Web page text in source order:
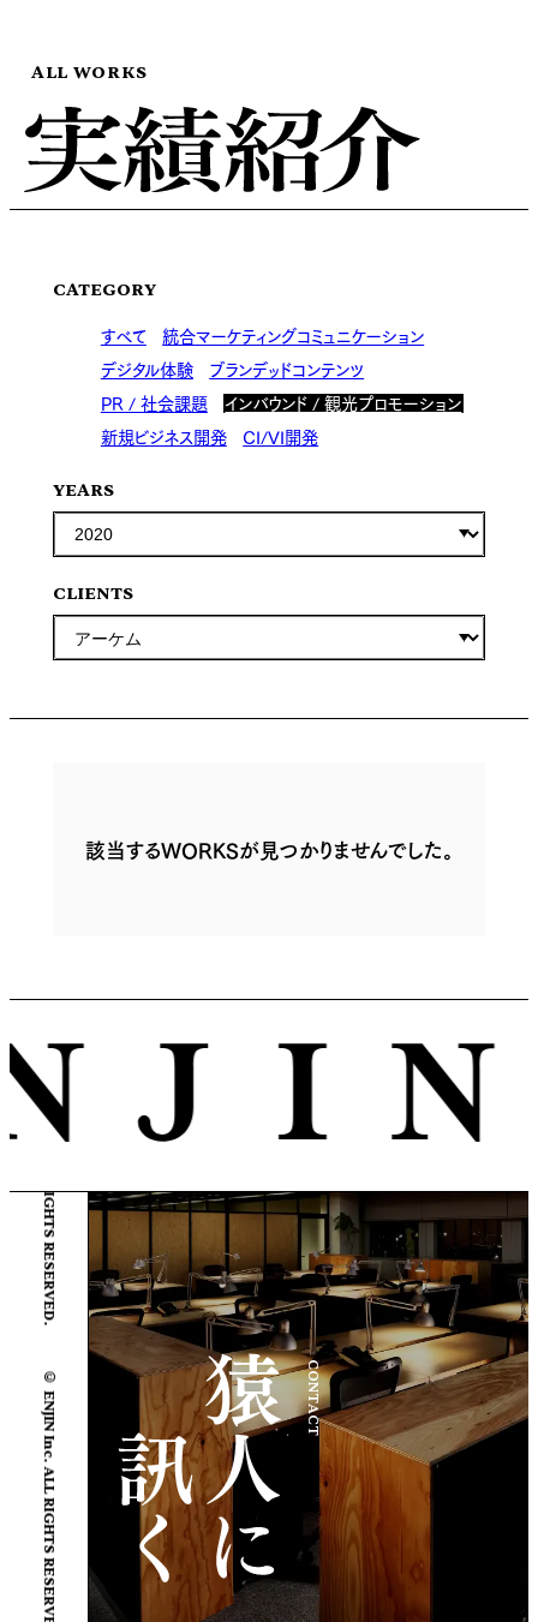
ALL WORKS
CATEGORY
すべて 統合マーケティングコミュニケーション
デジタル体験
ブランデッドコンテンツ
PR / 社会課題
インバウンド / 観光プロモーション
新規ビジネス開発 CI/VI開発
YEARS
CLIENTS
該当するWORKSが見つかりませんでした。
© ENJIN Inc. ALL RIGHTS RESERVED.
© ENJIN Inc. ALL RIGHTS RESERVED.
CONTACT